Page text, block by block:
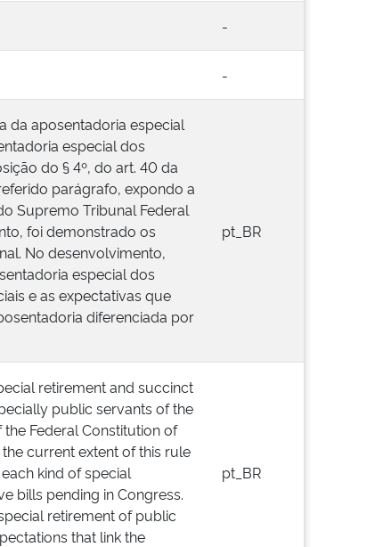
-
-
da aposentadoria especial
especial dos
do § 4º, do art. 40 da
parágrafo, expondo a
Supremo Tribunal Federal
foi demonstrado os
No desenvolvimento,
especial dos
e as expectativas que
diferenciada por
pt_BR
retirement and succinct
public servants of the
Federal Constitution of
current extent of this rule
kind of special
bills pending in Congress.
retirement of public
that link the
pt_BR